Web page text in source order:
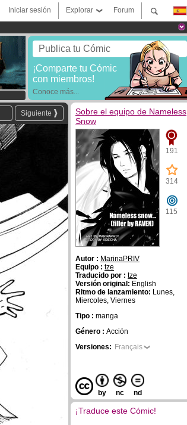
Forum
Explorar
Iniciar sesión
Publica tu Cómic
¡Comparte tu Cómic
con miembros!
Conoce más...
Siguiente
Sobre el equipo de Nameless
Snow
191
314
115
Autor : MarinaPRIV
Equipo : tze
Traducido por : tze
Versión original: English
Ritmo de lanzamiento: Lunes,
Miercoles, Viernes
Tipo : manga
Género : Acción
Versiones: Français
by nc nd
¡Traduce este Cómic!